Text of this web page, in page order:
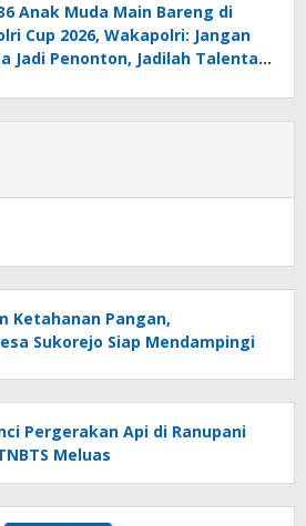
Anak Muda Main Bareng di
Cup 2026, Wakapolri: Jangan
Jadi Penonton, Jadilah Talenta
Ketahanan Pangan,
Sukorejo Siap Mendampingi
Pergerakan Api di Ranupani
Meluas